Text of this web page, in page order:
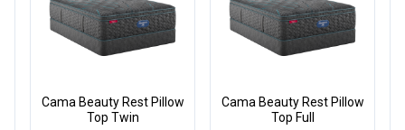
Cama Beauty Rest Pillow
Top Twin
Cama Beauty Rest Pillow
Top Full